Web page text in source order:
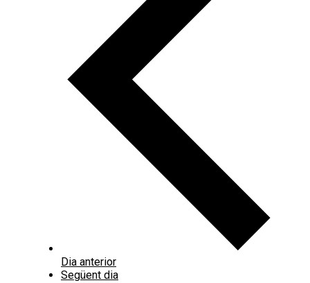
Dia anterior
Següent dia